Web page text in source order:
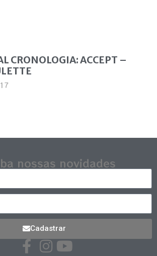
CRONOLOGIA: ACCEPT –
nossas novidades
Cadastrar